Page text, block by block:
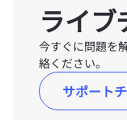
ライブ
今すぐに問題を
絡ください。
サポート